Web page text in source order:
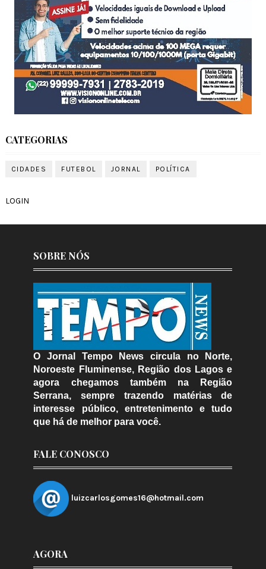
CATEGORIAS
CIDADES FUTEBOL JORNAL POLÍTICA
LOGIN
SOBRE NÓS
O Jornal Tempo News circula no Norte,
Noroeste Fluminense, Região dos Lagos e
agora chegamos também na Região
Serrana, sempre trazendo matérias de
interesse público, entretenimento e tudo
que há de melhor para você.
FALE CONOSCO
luizcarlosgomes16@hotmail.com
AGORA